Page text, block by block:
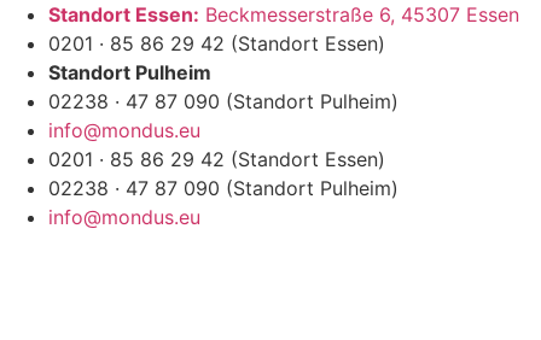
Zum
Inhalt
springen
Standort Essen: Beckmesserstraße 6, 45307 Essen
0201 · 85 86 29 42 (Standort Essen)
Standort Pulheim
02238 · 47 87 090 (Standort Pulheim)
info@mondus.eu
0201 · 85 86 29 42 (Standort Essen)
02238 · 47 87 090 (Standort Pulheim)
info@mondus.eu